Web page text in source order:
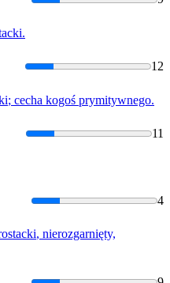
.
12
; cecha kogoś prymitywnego.
11
4
, nierozgarnięty,